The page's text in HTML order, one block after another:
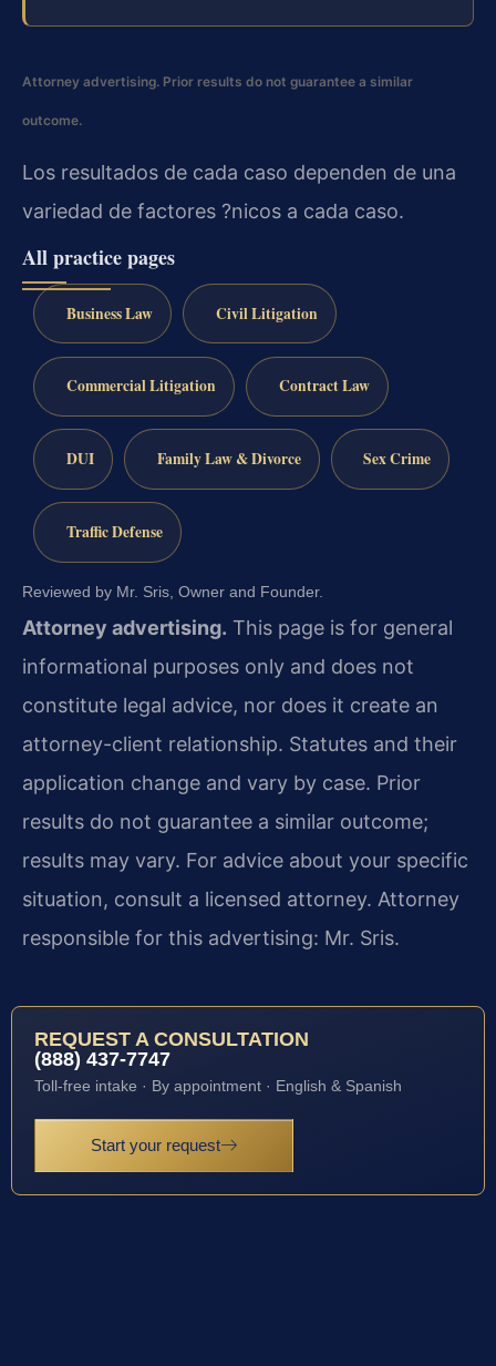
Attorney advertising. Prior results do not guarantee a similar
outcome.
Los resultados de cada caso dependen de una
variedad de factores ?nicos a cada caso.
All practice pages
Business Law Civil Litigation
Commercial Litigation Contract Law
DUI Family Law & Divorce Sex Crime
Traffic Defense
Reviewed by Mr. Sris, Owner and Founder.
Attorney advertising. This page is for general
informational purposes only and does not
constitute legal advice, nor does it create an
attorney-client relationship. Statutes and their
application change and vary by case. Prior
results do not guarantee a similar outcome;
results may vary. For advice about your specific
situation, consult a licensed attorney. Attorney
responsible for this advertising: Mr. Sris.
REQUEST A CONSULTATION
(888) 437-7747
Toll-free intake · By appointment · English & Spanish
Start your request